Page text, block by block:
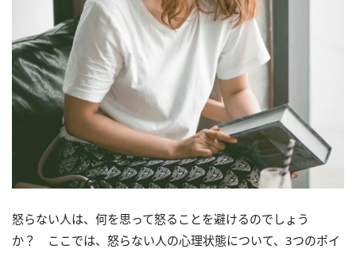
怒らない人は、何を思って怒ることを避けるのでしょう
か？ ここでは、怒らない人の心理状態について、3つのポイ